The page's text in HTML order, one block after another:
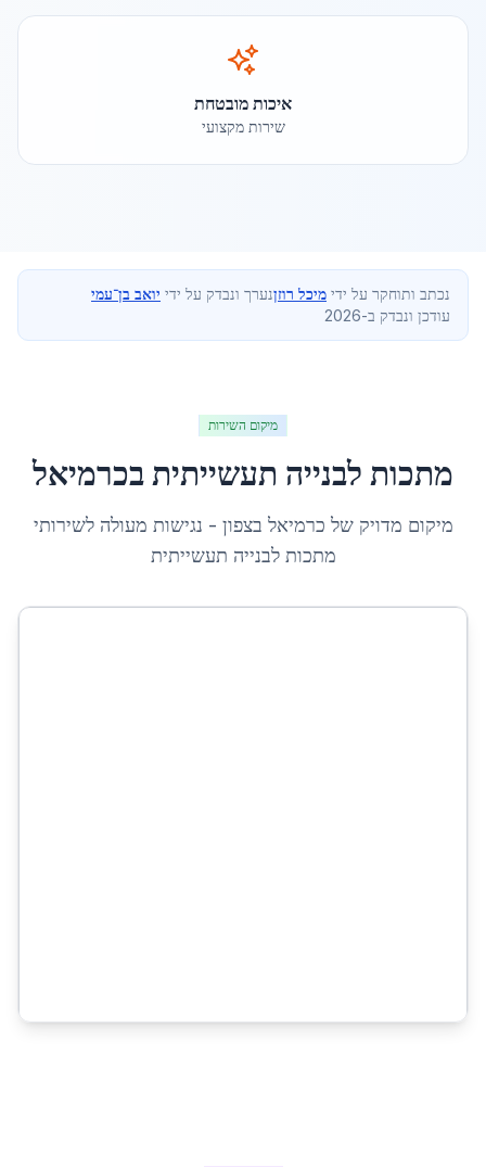
איכות מובטחת
שירות מקצועי
נכתב ותוחקר על ידי מיכל רוזןנערך ונבדק על ידי יואב בן־עמי
עודכן ונבדק ב-2026
מיקום השירות
מתכות לבנייה תעשייתית בכרמיאל
מיקום מדויק של כרמיאל בצפון - נגישות מעולה לשירותי
מתכות לבנייה תעשייתית